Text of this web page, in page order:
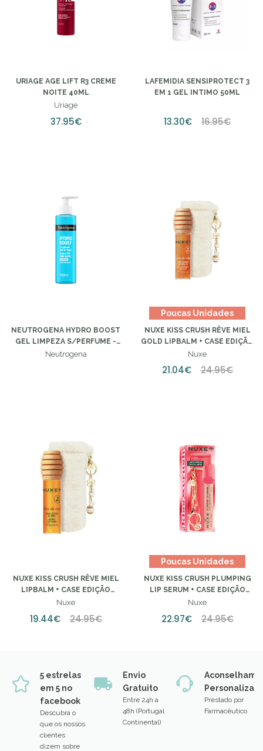
URIAGE AGE LIFT R3 CREME
NOITE 40ML
Uriage
37.95€
LAFEMIDIA SENSIPROTECT 3
EM 1 GEL INTIMO 50ML
13.30€ 16.95€
NEUTROGENA HYDRO BOOST
GEL LIMPEZA S/PERFUME -
200ML
Neutrogena
Poucas Unidades
NUXE KISS CRUSH RÊVE MIEL
GOLD LIPBALM + CASE EDIÇÃO
LIMITADA
Nuxe
21.04€ 24.95€
NUXE KISS CRUSH RÊVE MIEL
LIPBALM + CASE EDIÇÃO
LIMITADA
Nuxe
19.44€ 24.95€
Poucas Unidades
NUXE KISS CRUSH PLUMPING
LIP SERUM + CASE EDIÇÃO
LIMATAD
Nuxe
22.97€ 24.95€
5 estrelas
em 5 no
facebook
Descubra o
que os nossos
clientes
dizem sobre
Envio
Gratuito
Entre 24h a
48h (Portugal
Continental)
Prestado por
Farmacêutico